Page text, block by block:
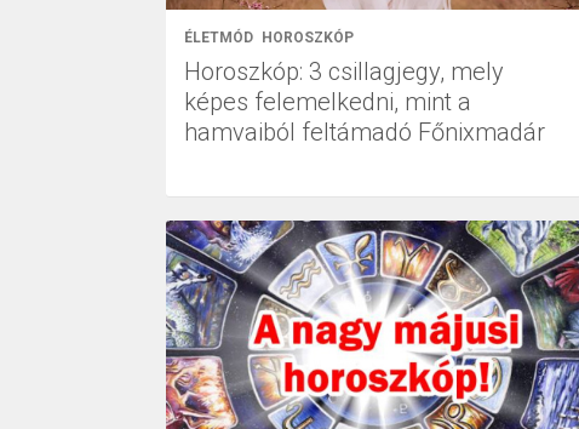
ÉLETMÓD HOROSZKÓP
Horoszkóp: 3 csillagjegy, mely
képes felemelkedni, mint a
hamvaiból feltámadó Főnixmadár